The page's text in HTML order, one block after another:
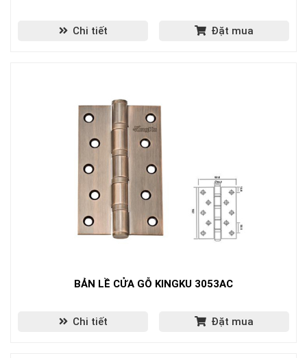
Chi tiết Đặt mua
BẢN LỀ CỬA GỖ KINGKU 3053AC
Chi tiết Đặt mua